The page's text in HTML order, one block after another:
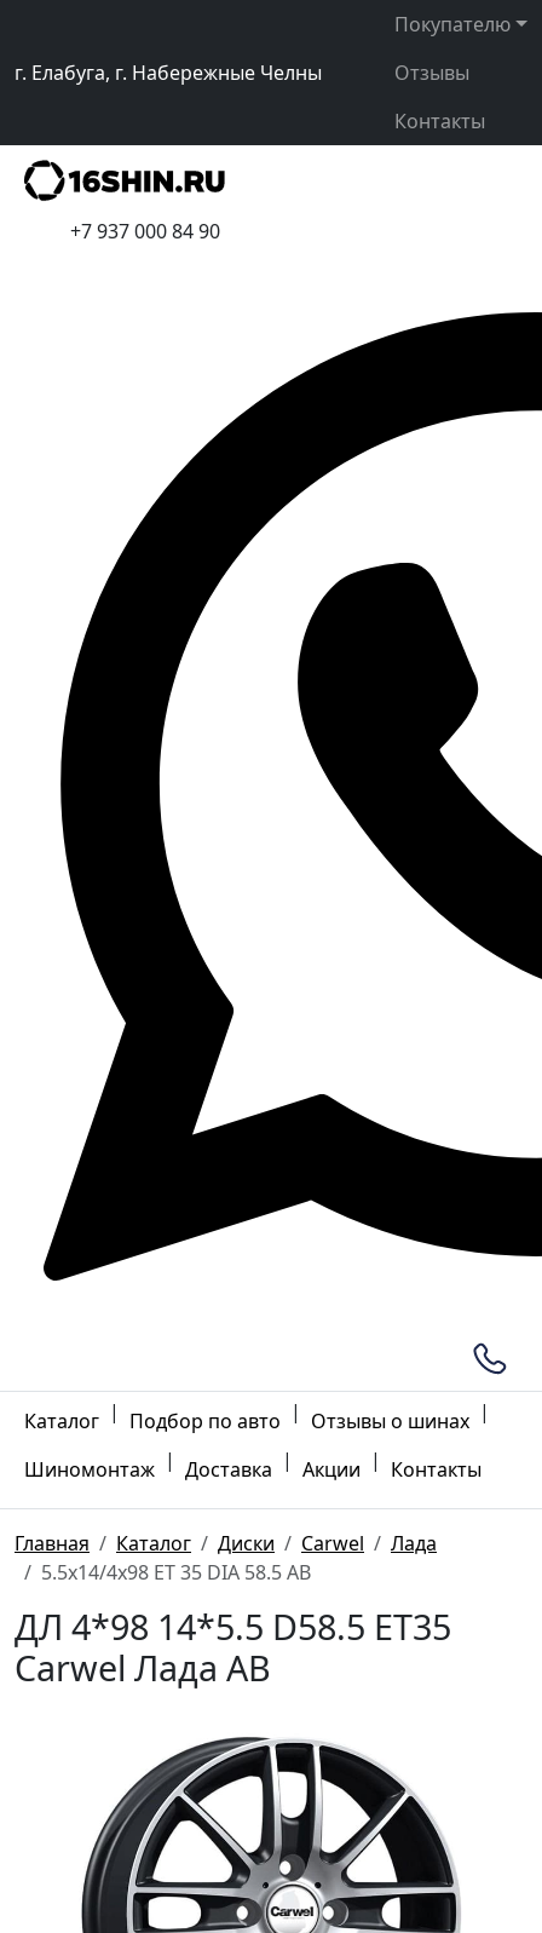
г. Елабуга, г. Набережные Челны
Покупателю
Отзывы
Контакты
+7 937 000 84 90
Каталог | Подбор по авто | Отзывы о шинах |
Шиномонтаж | Доставка | Акции | Контакты
Главная Каталог Диски Carwel
Лада
5.5x14/4x98 ET 35 DIA 58.5 AB
ДЛ 4*98 14*5.5 D58.5 ET35
Carwel Лада AB